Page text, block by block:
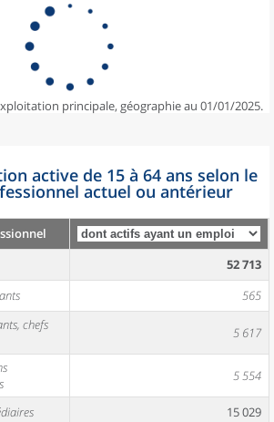
principale, géographie au 01/01/2025.
active de 15 à 64 ans selon le
actuel ou antérieur
52 713
565
chefs
5 617
5 554
15 029